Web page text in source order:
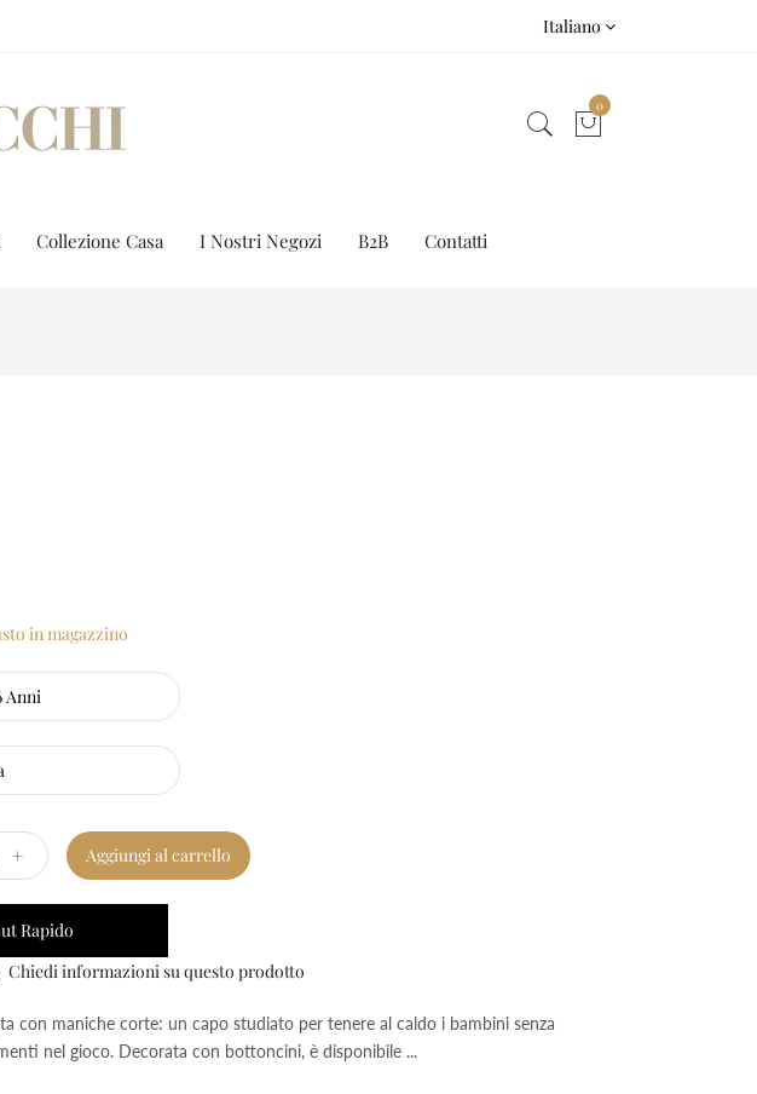
Italiano
0
Collezione Casa I Nostri Negozi B2B Contatti
in magazzino
+ Aggiungi al carrello
Rapido
Chiedi informazioni su questo prodotto
con maniche corte: un capo studiato per tenere al caldo i bambini senza
nel gioco. Decorata con bottoncini, è disponibile ...